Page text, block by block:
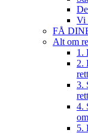
Vi
FÅ
Alt om
1.
2.
3.
4.
5.